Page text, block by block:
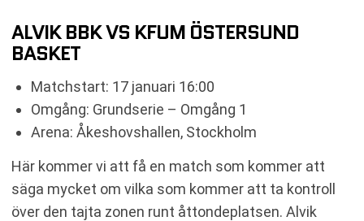
ALVIK BBK VS KFUM ÖSTERSUND
BASKET
Matchstart: 17 januari 16:00
Omgång: Grundserie – Omgång 1
Arena: Åkeshovshallen, Stockholm
Här kommer vi att få en match som kommer att
säga mycket om vilka som kommer att ta kontroll
över den tajta zonen runt åttondeplatsen. Alvik